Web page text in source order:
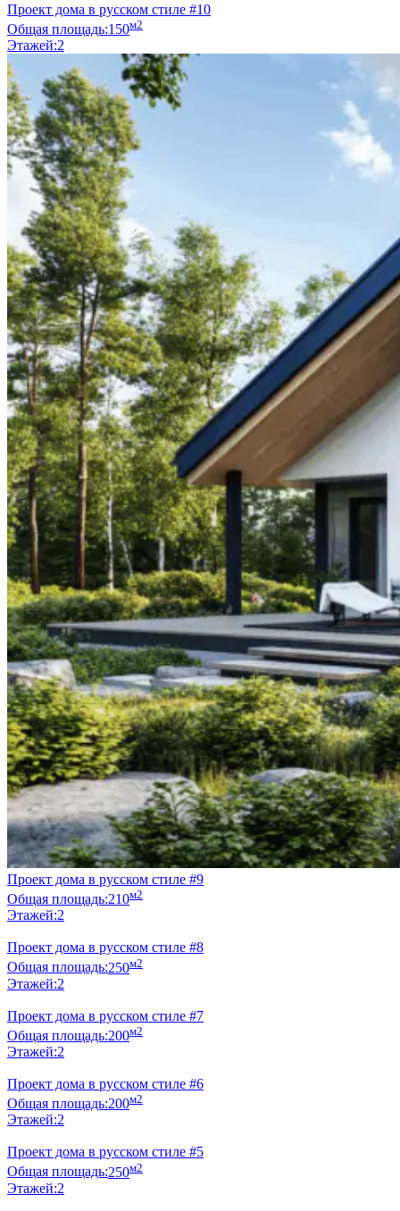
Проект дома в русском стиле #10
Общая площадь:150м2
Этажей:2
Проект дома в русском стиле #9
Общая площадь:210м2
Этажей:2
Проект дома в русском стиле #8
Общая площадь:250м2
Этажей:2
Проект дома в русском стиле #7
Общая площадь:200м2
Этажей:2
Проект дома в русском стиле #6
Общая площадь:200м2
Этажей:2
Проект дома в русском стиле #5
Общая площадь:250м2
Этажей:2